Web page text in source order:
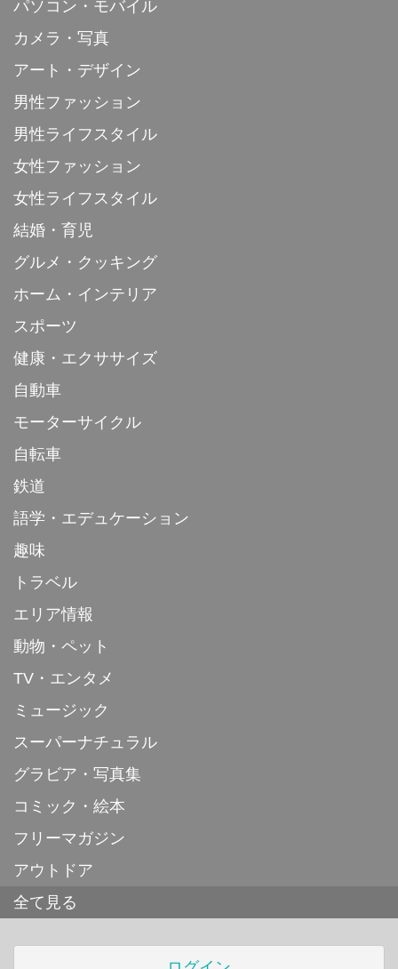
パソコン・モバイル
カメラ・写真
アート・デザイン
男性ファッション
男性ライフスタイル
女性ファッション
女性ライフスタイル
結婚・育児
グルメ・クッキング
ホーム・インテリア
スポーツ
健康・エクササイズ
自動車
モーターサイクル
自転車
鉄道
語学・エデュケーション
趣味
トラベル
エリア情報
動物・ペット
TV・エンタメ
ミュージック
スーパーナチュラル
グラビア・写真集
コミック・絵本
フリーマガジン
アウトドア
全て見る